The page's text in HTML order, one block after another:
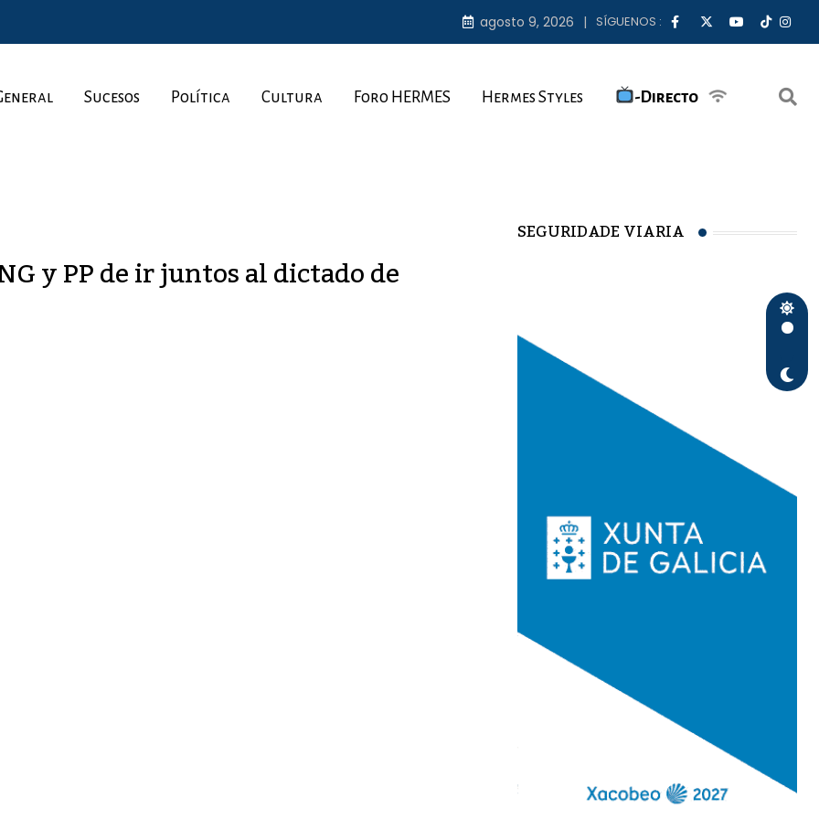
agosto 9, 2026 SÍGUENOS :
Sucesos Política Cultura Foro HERMES Hermes Styles -Directo
y PP de ir juntos al dictado de
SEGURIDADE VIARIA